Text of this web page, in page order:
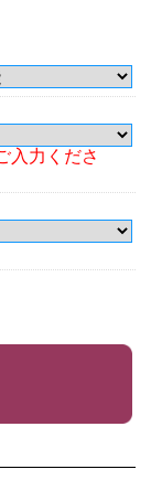
入力くださ